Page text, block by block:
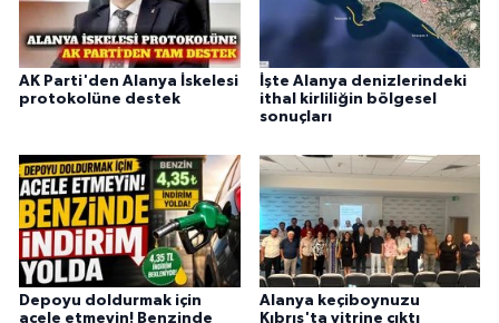
AK Parti'den Alanya İskelesi
protokolüne destek
İşte Alanya denizlerindeki
ithal kirliliğin bölgesel
sonuçları
Depoyu doldurmak için
acele etmeyin! Benzinde
Alanya keçiboynuzu
Kıbrıs'ta vitrine çıktı